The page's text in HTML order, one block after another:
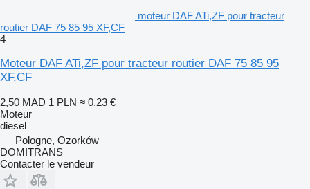
moteur DAF ATi,ZF pour tracteur
routier DAF 75 85 95 XF,CF
4
Moteur DAF ATi,ZF pour tracteur routier DAF 75 85 95
XF,CF
2,50 MAD 1 PLN ≈ 0,23 €
Moteur
diesel
Pologne, Ozorków
DOMITRANS
Contacter le vendeur